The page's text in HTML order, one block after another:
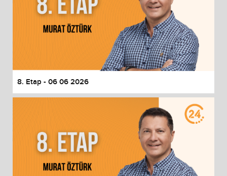
8. Etap - 06 06 2026